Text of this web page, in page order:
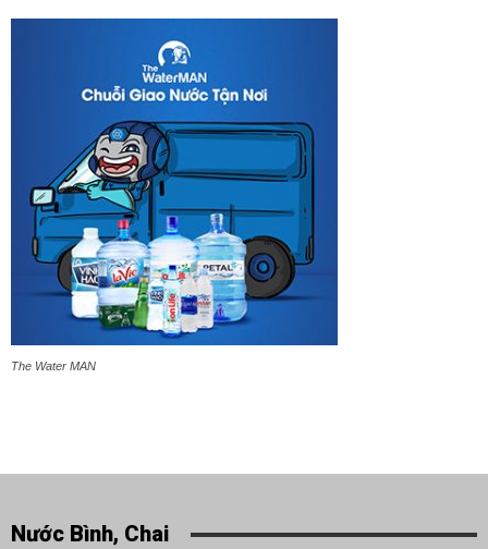
The Water MAN
Nước Bình, Chai